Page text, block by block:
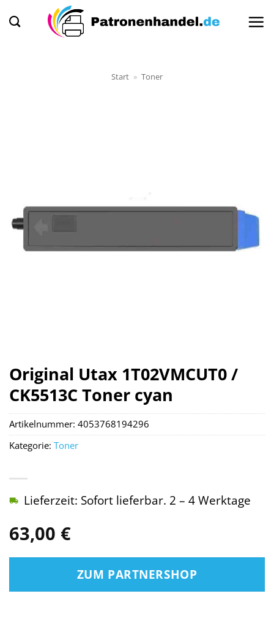
Inhalt
Start » Toner
Original Utax 1T02VMCUT0 /
CK5513C Toner cyan
63,00 €
Lieferzeit: Sofort lieferbar. 2 – 4 Werktage
ZUM PARTNERSHOP
Artikelnummer: 4053768194296
Kategorie: Toner